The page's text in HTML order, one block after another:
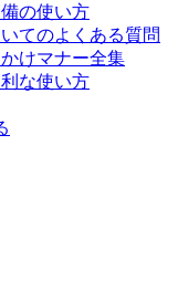
の使い方
てのよくある質問
けマナー全集
な使い方